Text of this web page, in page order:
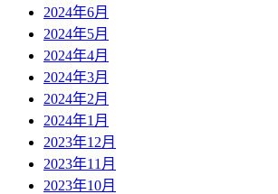
2024年6月
2024年5月
2024年4月
2024年3月
2024年2月
2024年1月
2023年12月
2023年11月
2023年10月